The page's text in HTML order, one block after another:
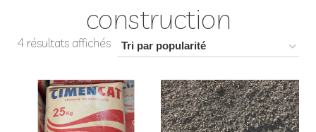
construction
4 résultats affichés